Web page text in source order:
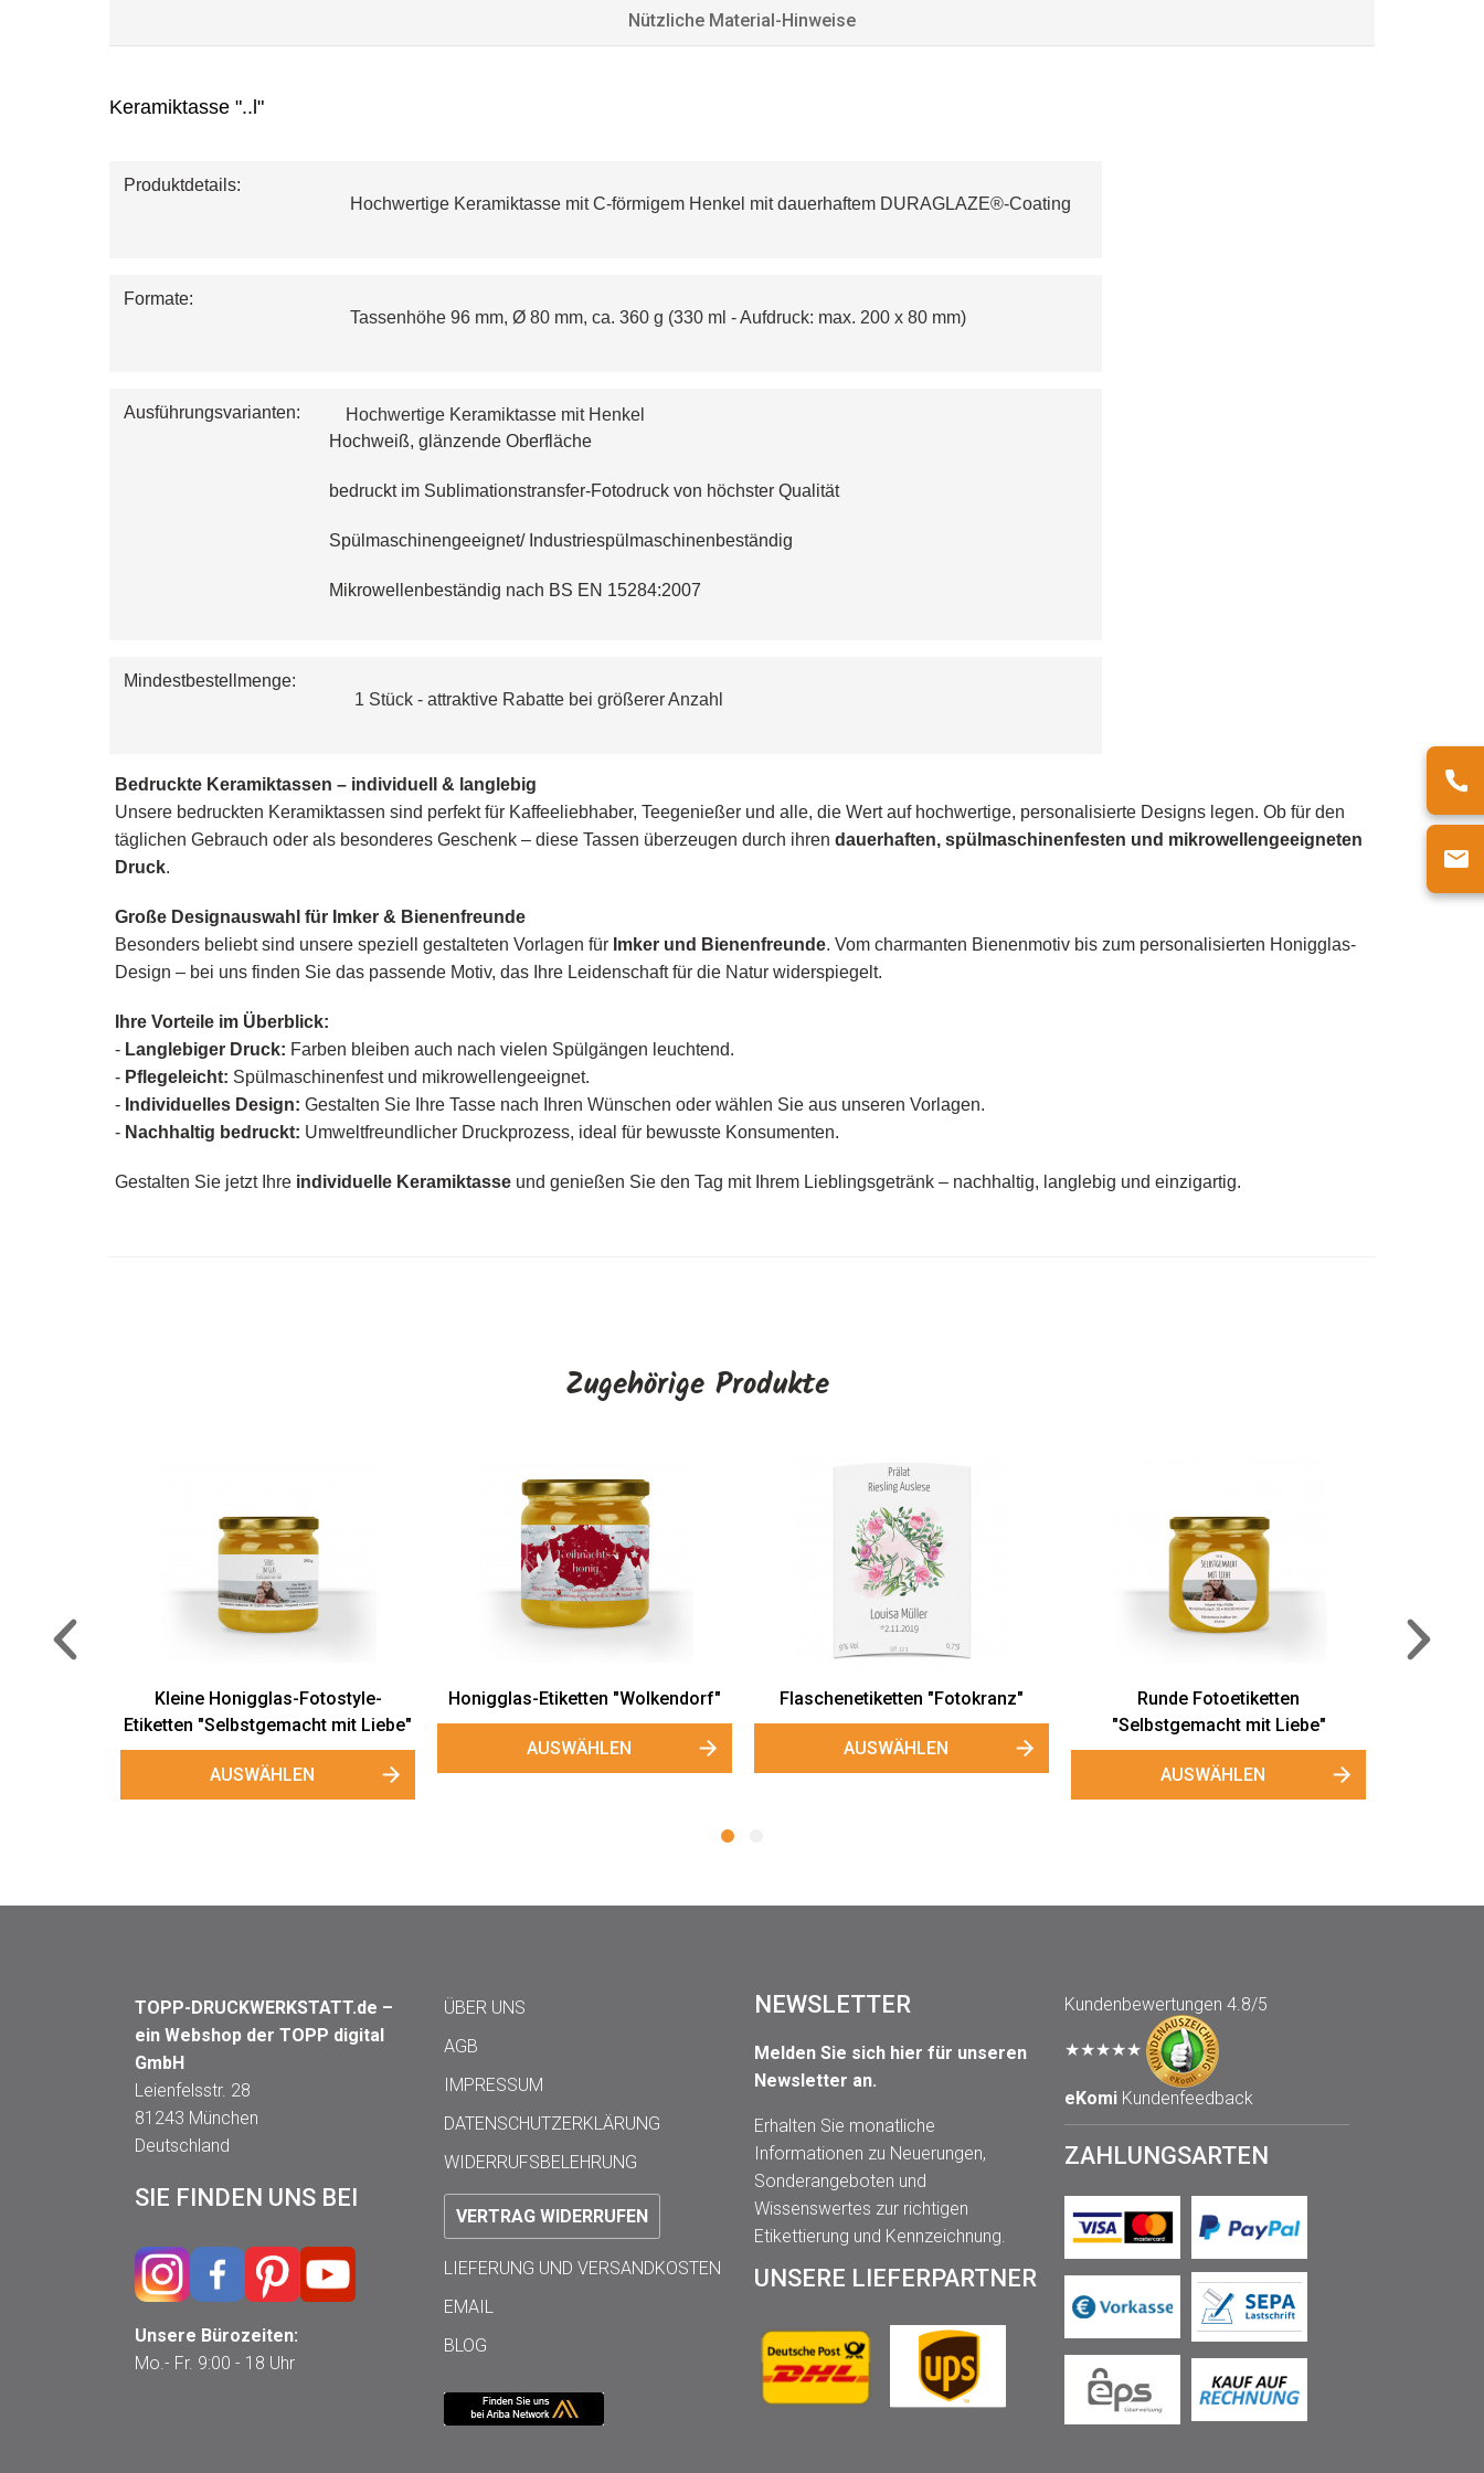
Nützliche Material-Hinweise
Keramiktasse "..l"
Produktdetails:
Hochwertige Keramiktasse mit C-förmigem Henkel mit dauerhaftem DURAGLAZE®-Coating
Formate:
Tassenhöhe 96 mm, Ø 80 mm, ca. 360 g (330 ml - Aufdruck: max. 200 x 80 mm)
Ausführungsvarianten:
Hochwertige Keramiktasse mit Henkel
Hochweiß, glänzende Oberfläche
bedruckt im Sublimationstransfer-Fotodruck von höchster Qualität
Spülmaschinengeeignet/ Industriespülmaschinenbeständig
Mikrowellenbeständig nach BS EN 15284:2007
Mindestbestellmenge:
1 Stück - attraktive Rabatte bei größerer Anzahl
Bedruckte Keramiktassen – individuell & langlebig
Unsere bedruckten Keramiktassen sind perfekt für Kaffeeliebhaber, Teegenießer und alle, die Wert auf hochwertige, personalisierte Designs legen. Ob für den
täglichen Gebrauch oder als besonderes Geschenk – diese Tassen überzeugen durch ihrendauerhaften, spülmaschinenfesten und mikrowellengeeigneten
Druck.
Große Designauswahl für Imker & Bienenfreunde
Besonders beliebt sind unsere speziell gestalteten Vorlagen für Imker und Bienenfreunde. Vom charmanten Bienenmotiv bis zum personalisierten Honigglas-
Design – bei uns finden Sie das passende Motiv, das Ihre Leidenschaft für die Natur widerspiegelt.
Ihre Vorteile im Überblick:
- Langlebiger Druck: Farben bleiben auch nach vielen Spülgängen leuchtend.
- Pflegeleicht: Spülmaschinenfest und mikrowellengeeignet.
- Individuelles Design: Gestalten Sie Ihre Tasse nach Ihren Wünschen oder wählen Sie aus unseren Vorlagen.
- Nachhaltig bedruckt: Umweltfreundlicher Druckprozess, ideal für bewusste Konsumenten.
Gestalten Sie jetzt Ihre individuelle Keramiktasse und genießen Sie den Tag mit Ihrem Lieblingsgetränk – nachhaltig, langlebig und einzigartig.
Zugehörige Produkte
Honigglas-Etiketten "Wolkendorf"
AUSWÄHLEN
Flaschenetiketten "Fotokranz"
AUSWÄHLEN
Runde Fotoetiketten
"Selbstgemacht mit Liebe"
AUSWÄHLEN
Kleine Honigglas-Fotoetiketten
"GoldenHoney"
AUSWÄHLEN
TOPP-DRUCKWERKSTATT.de –
ein Webshop der TOPP digital
GmbH
Leienfelsstr. 28
81243 München
Deutschland
SIE FINDEN UNS BEI
Unsere Bürozeiten:
Mo.- Fr. 9:00 - 18 Uhr
ÜBER UNS
AGB
IMPRESSUM
DATENSCHUTZERKLÄRUNG
WIDERRUFSBELEHRUNG
VERTRAG WIDERRUFEN
LIEFERUNG UND VERSANDKOSTEN
EMAIL
BLOG
NEWSLETTER
Melden Sie sich hier für unseren
Newsletter an.
Erhalten Sie monatliche
Informationen zu Neuerungen,
Sonderangeboten und
Wissenswertes zur richtigen
Etikettierung und Kennzeichnung.
UNSERE LIEFERPARTNER
Kundenbewertungen 4.8/5
★★★★★
eKomiKundenfeedback
ZAHLUNGSARTEN